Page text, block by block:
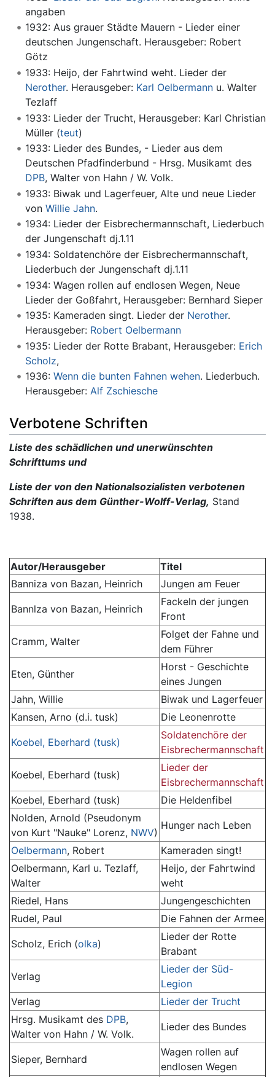
angaben
1932: Aus grauer Städte Mauern - Lieder einer
deutschen Jungenschaft. Herausgeber: Robert
Götz
1933: Heijo, der Fahrtwind weht. Lieder der
Nerother. Herausgeber: Karl Oelbermannu. Walter
Tezlaff
1933: Lieder der Trucht, Herausgeber: Karl Christian
Müller (teut)
1933: Lieder des Bundes, - Lieder aus dem
Deutschen Pfadfinderbund - Hrsg. Musikamt des
DPB, Walter von Hahn / W. Volk.
1933: Biwak und Lagerfeuer, Alte und neue Lieder
von Willie Jahn.
1934: Lieder der Eisbrechermannschaft, Liederbuch
der Jungenschaft dj.1.11
1934: Soldatenchöre der Eisbrechermannschaft,
Liederbuch der Jungenschaft dj.1.11
1934: Wagen rollen auf endlosen Wegen, Neue
Lieder der Goßfahrt, Herausgeber: Bernhard Sieper
1935: Kameraden singt. Lieder der Nerother.
Herausgeber: Robert Oelbermann
1935: Lieder der Rotte Brabant, Herausgeber: Erich
Scholz,
1936: Wenn die bunten Fahnen wehen. Liederbuch.
Herausgeber: Alf Zschiesche
Verbotene Schriften
Liste des schädlichen und unerwünschten
Schrifttums und
Liste der von den Nationalsozialisten verbotenen
Schriften aus dem Günther-Wolff-Verlag, Stand
1938.
Autor/Herausgeber
Titel
Banniza von Bazan, Heinrich
Jungen am Feuer
Bannlza von Bazan, Heinrich
Fackeln der jungen
Front
Cramm, Walter
Folget der Fahne und
dem Führer
Eten, Günther
Horst - Geschichte
eines Jungen
Jahn, Willie
Biwak und Lagerfeuer
Kansen, Arno (d.i. tusk)
Die Leonenrotte
Koebel, Eberhard (tusk)
Soldatenchöre der
Eisbrechermannschaft
Koebel, Eberhard (tusk)
Lieder der
Eisbrechermannschaft
Koebel, Eberhard (tusk)
Die Heldenfibel
Nolden, Arnold (Pseudonym
von Kurt "Nauke" Lorenz, NWV)
Hunger nach Leben
Oelbermann, Robert
Kameraden singt!
Oelbermann, Karl u. Tezlaff,
Walter
Heijo, der Fahrtwind
weht
Riedel, Hans
Jungengeschichten
Rudel, Paul
Die Fahnen der Armee
Scholz, Erich (olka)
Lieder der Rotte
Brabant
Verlag
Lieder der Süd-
Legion
Verlag
Lieder der Trucht
Hrsg. Musikamt des DPB,
Walter von Hahn / W. Volk.
Lieder des Bundes
Sieper, Bernhard
Wagen rollen auf
endlosen Wegen